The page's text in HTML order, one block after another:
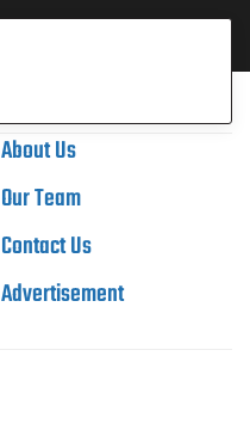
About Us
Our Team
Contact Us
Advertisement